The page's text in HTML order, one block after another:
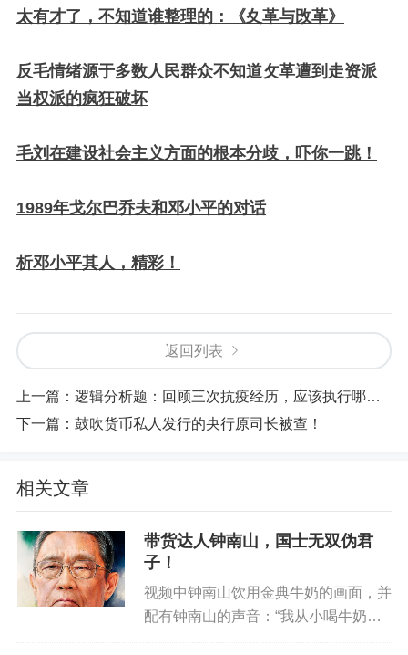
太有才了，不知道谁整理的：《夊革与攺革》
反毛情绪源于多数人民群众不知道攵革遭到走资派
当权派的疯狂破坏
毛刘在建设社会主义方面的根本分歧，吓你一跳！
1989年戈尔巴乔夫和邓小平的对话
析邓小平其人，精彩！
返回列表
上一篇： 逻辑分析题：回顾三次抗疫经历，应该执行哪一种最正确的防疫方案？
下一篇： 鼓吹货币私人发行的央行原司长被查！
相关文章
带货达人钟南山，国士无双伪君
子！
视频中钟南山饮用金典牛奶的画面，并
配有钟南山的声音：“我从小喝牛奶，